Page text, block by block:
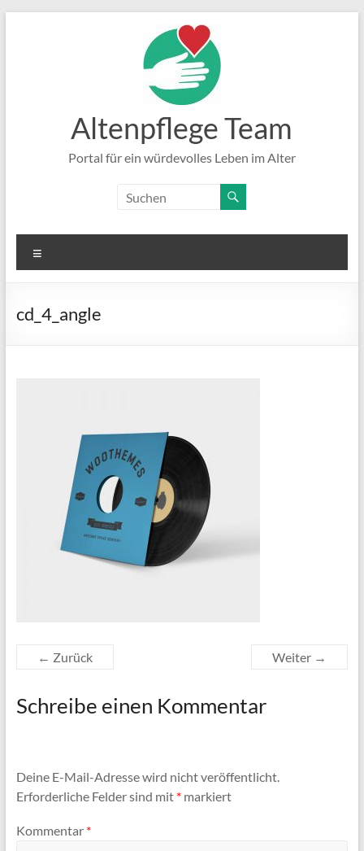
Altenpflege Team
Portal für ein würdevolles Leben im Alter
cd_4_angle
← Zurück Weiter →
Schreibe einen Kommentar
Deine E-Mail-Adresse wird nicht veröffentlicht.
Erforderliche Felder sind mit *markiert
Kommentar *